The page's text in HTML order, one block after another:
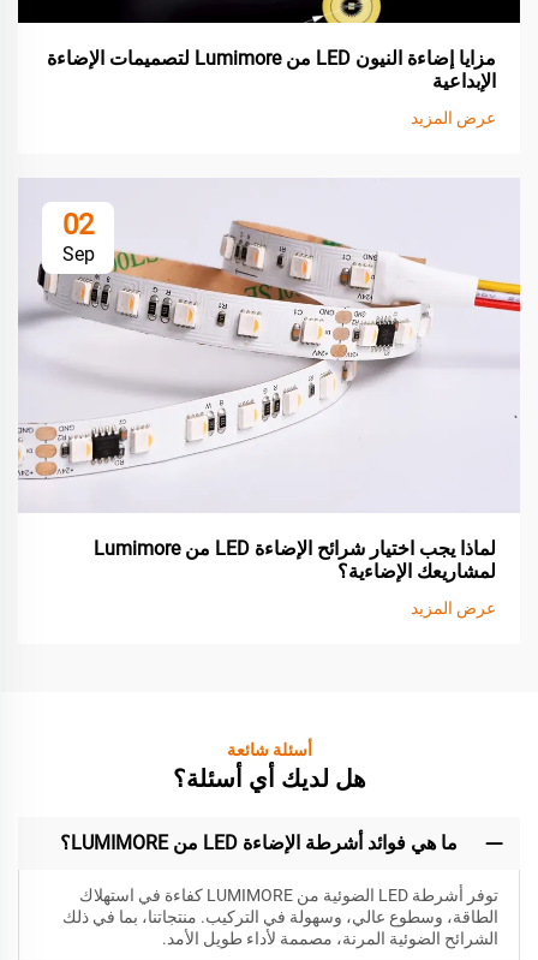
مزايا إضاءة النيون LED من Lumimore لتصميمات الإضاءة
الإبداعية
عرض المزيد
02
Sep
لماذا يجب اختيار شرائح الإضاءة LED من Lumimore
لمشاريعك الإضاءية؟
عرض المزيد
أسئلة شائعة
هل لديك أي أسئلة؟
ما هي فوائد أشرطة الإضاءة LED من LUMIMORE؟
توفر أشرطة LED الضوئية من LUMIMORE كفاءة في استهلاك
الطاقة، وسطوع عالي، وسهولة في التركيب. منتجاتنا، بما في ذلك
الشرائح الضوئية المرنة، مصممة لأداء طويل الأمد.